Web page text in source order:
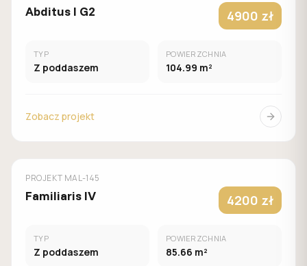
Abditus I G2 4900 zł
TYP
Z poddaszem
POWIERZCHNIA
104.99 m²
Zobacz projekt
MALACHIT
PROJEKT MAL-145
Familiaris IV 4200 zł
TYP
Z poddaszem
POWIERZCHNIA
85.66 m²